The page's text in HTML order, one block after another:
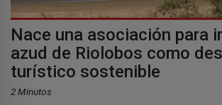
Nace una asociación para
azud de Riolobos como
turístico sostenible
2 Minutos